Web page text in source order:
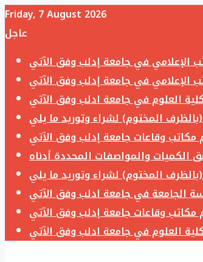
Friday, 7 August 2026
عاجل